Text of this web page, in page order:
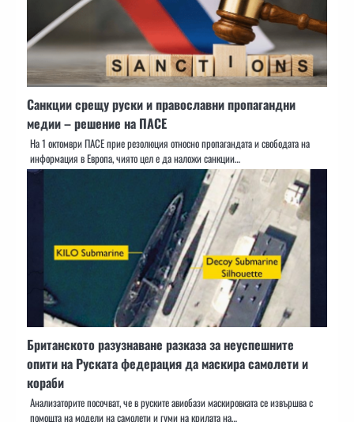
Санкции срещу руски и православни пропагандни
медии – решение на ПАСЕ
На 1 октомври ПАСЕ прие резолюция относно пропагандата и свободата на
информация в Европа, чиято цел е да наложи санкции…
​​Британското разузнаване разказа за неуспешните
опити на Руската федерация да маскира самолети и
кораби
Анализаторите посочват, че в руските авиобази маскировката се извършва с
помощта на модели на самолети и гуми на крилата на…